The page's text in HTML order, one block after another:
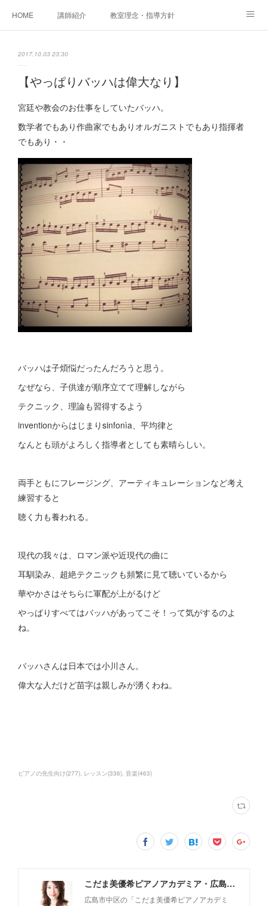
HOME 講師紹介 教室理念・指導方針
ご相談・体験レッスンお申し込み
アクセス
2017.10.03 23:30
【やっぱりバッハは偉大なり】
宮廷や教会のお仕事をしていたバッハ。
数学者でもあり作曲家でもありオルガニストでもあり指揮者
でもあり・・
バッハは子煩悩だったんだろうと思う。
なぜなら、子供達が順序立てて理解しながら
テクニック、理論も習得するよう
inventionからはじまりsinfonìa、平均律と
なんとも頭がよろしく指導者としても素晴らしい。
両手ともにフレージング、アーティキュレーションなど考え
練習すると
聴く力も養われる。
現代の我々は、ロマン派や近現代の曲に
耳馴染み、超絶テクニックも頻繁に見て聴いているから
華やかさはそちらに軍配が上がるけど
やっぱりすべてはバッハがあってこそ！って気がするのよ
ね。
バッハさんは日本では小川さん。
偉大な人だけど苗字は親しみが湧くわね。
ピアノの先生向け(277) レッスン(336) 音楽(463)
こだま美優希ピアノアカデミア・広島市中区
広島市中区の「こだま美優希ピアノアカデミ